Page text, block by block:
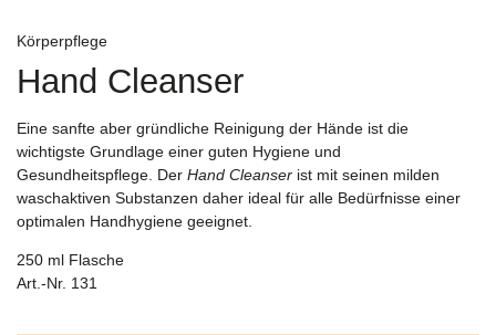
Körperpflege
Hand Cleanser
Eine sanfte aber gründliche Reinigung der Hände ist die
wichtigste Grundlage einer guten Hygiene und
Gesundheitspflege. Der Hand Cleanser ist mit seinen milden
waschaktiven Substanzen daher ideal für alle Bedürfnisse einer
optimalen Handhygiene geeignet.
250 ml Flasche
Art.-Nr. 131